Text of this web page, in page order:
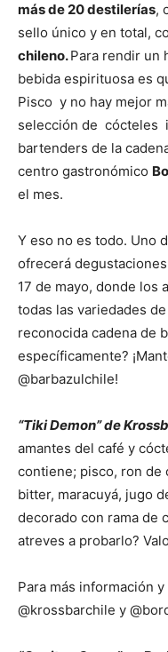
más de 20 destilerías,
sello único y en total,
chileno.Para rendir un
bebida espirituosa es
Pisco y no hay mejor
selección de cócteles
bartenders de la
centro gastronómico
el mes.
Y eso no es todo. Uno
ofrecerá
17 de mayo, donde los
todas las variedades
reconocida cadena de
específicamente?
@barbazulchile!
“Tiki Demon” de
amantes del café y
contiene; pisco, ron de
bitter, maracuyá, jugo
decorado con rama de
atreves a probarlo?
Para más información
@krossbarchile y